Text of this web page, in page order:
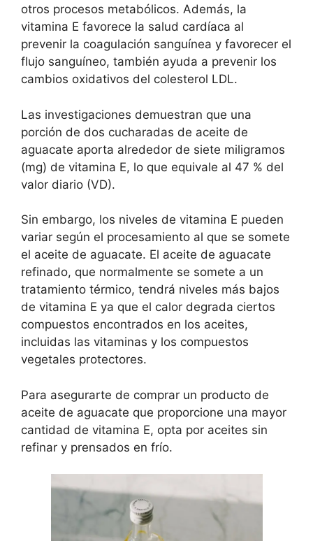
otros procesos metabólicos. Además, la
vitamina E favorece la salud cardíaca al
prevenir la coagulación sanguínea y favorecer el
flujo sanguíneo, también ayuda a prevenir los
cambios oxidativos del colesterol LDL.
Las investigaciones demuestran que una
porción de dos cucharadas de aceite de
aguacate aporta alrededor de siete miligramos
(mg) de vitamina E, lo que equivale al 47 % del
valor diario (VD).
Sin embargo, los niveles de vitamina E pueden
variar según el procesamiento al que se somete
el aceite de aguacate. El aceite de aguacate
refinado, que normalmente se somete a un
tratamiento térmico, tendrá niveles más bajos
de vitamina E ya que el calor degrada ciertos
compuestos encontrados en los aceites,
incluidas las vitaminas y los compuestos
vegetales protectores.
Para asegurarte de comprar un producto de
aceite de aguacate que proporcione una mayor
cantidad de vitamina E, opta por aceites sin
refinar y prensados ​​en frío.